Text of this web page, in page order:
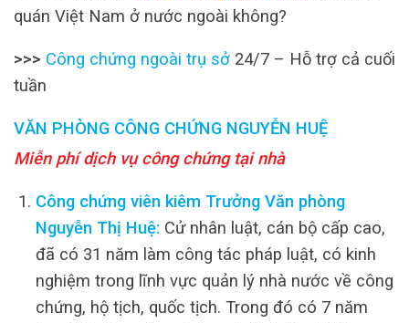
quán Việt Nam ở nước ngoài không?
>>> Công chứng ngoài trụ sở 24/7 – Hỗ trợ cả cuối
tuần
VĂN PHÒNG CÔNG CHỨNG NGUYỄN HUỆ
Miễn phí dịch vụ công chứng tại nhà
Công chứng viên kiêm Trưởng Văn phòng
Nguyễn Thị Huệ: Cử nhân luật, cán bộ cấp cao,
đã có 31 năm làm công tác pháp luật, có kinh
nghiệm trong lĩnh vực quản lý nhà nước về công
chứng, hộ tịch, quốc tịch. Trong đó có 7 năm